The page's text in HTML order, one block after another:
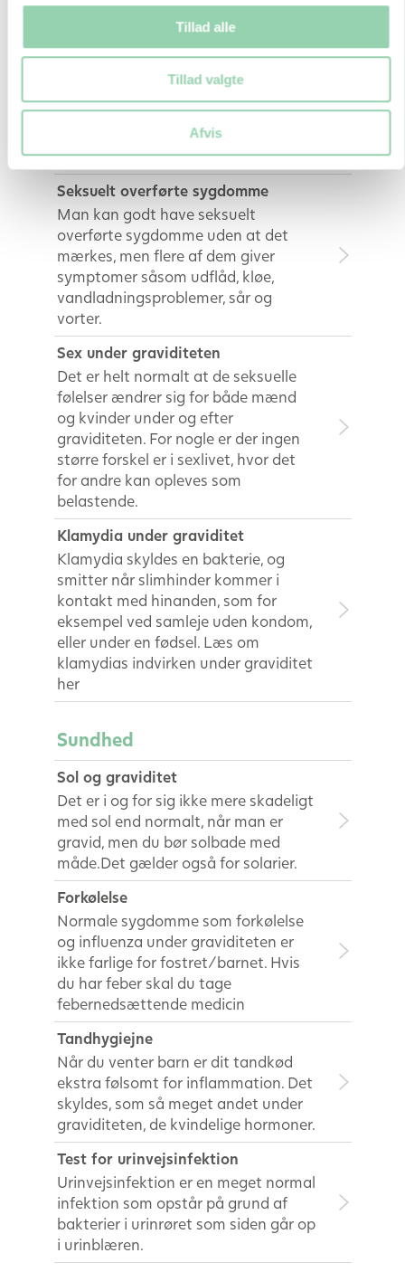
Tillad alle
Tillad valgte
Afvis
Menstruation selvom man er gravid
Det er muligt at få menstruation
selvom man er gravid, men det er
usædvanligt. Man plejer dog at sige
at menstruationen er mere sparsom.
Sex
Seksuelt overførte sygdomme
Man kan godt have seksuelt
overførte sygdomme uden at det
mærkes, men flere af dem giver
symptomer såsom udflåd, kløe,
vandladningsproblemer, sår og
vorter.
Sex under graviditeten
Det er helt normalt at de seksuelle
følelser ændrer sig for både mænd
og kvinder under og efter
graviditeten. For nogle er der ingen
større forskel er i sexlivet, hvor det
for andre kan opleves som
belastende.
Klamydia under graviditet
Klamydia skyldes en bakterie, og
smitter når slimhinder kommer i
kontakt med hinanden, som for
eksempel ved samleje uden kondom,
eller under en fødsel. Læs om
klamydias indvirken under graviditet
her
Sundhed
Sol og graviditet
Det er i og for sig ikke mere skadeligt
med sol end normalt, når man er
gravid, men du bør solbade med
måde.Det gælder også for solarier.
Forkølelse
Normale sygdomme som forkølelse
og influenza under graviditeten er
ikke farlige for fostret/barnet. Hvis
du har feber skal du tage
febernedsættende medicin
Tandhygiejne
Når du venter barn er dit tandkød
ekstra følsomt for inflammation. Det
skyldes, som så meget andet under
graviditeten, de kvindelige hormoner.
Test for urinvejsinfektion
Urinvejsinfektion er en meget normal
infektion som opstår på grund af
bakterier i urinrøret som siden går op
i urinblæren.